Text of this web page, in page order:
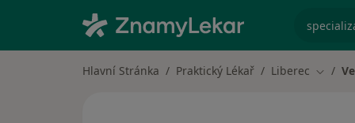
Hlavní Stránka Praktický Lékař Liberec